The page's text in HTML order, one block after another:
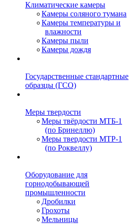
Климатические камеры
Камеры соляного тумана
Камеры температуры и
влажности
Камеры пыли
Камеры дождя
Государственные стандартные
образцы (ГСО)
Меры твердости
Меры твёрдости МТБ-1
(по Бринеллю)
Меры твердости МТР-1
(по Роквеллу)
Оборудование для
горнодобывающей
промышленности
Дробилки
Грохоты
Мельницы